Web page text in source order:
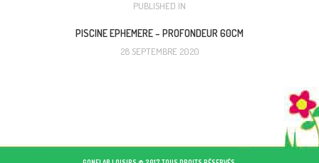
NAVIGATION
DE
PUBLISHED IN
PISCINE EPHEMERE – PROFONDEUR 60CM
28 SEPTEMBRE 2020